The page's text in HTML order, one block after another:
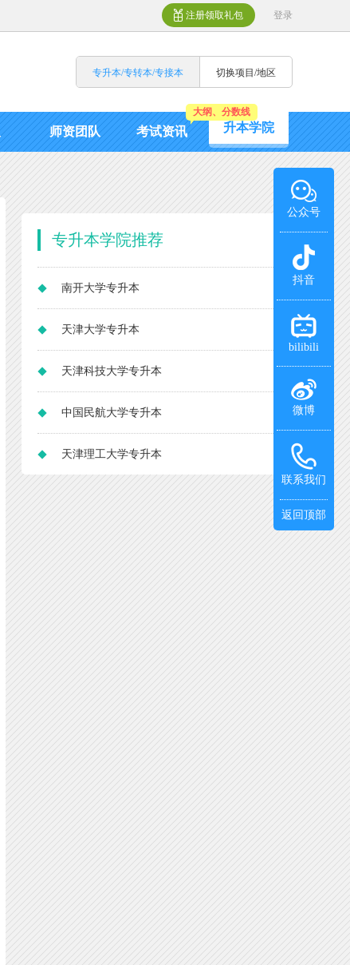
注册领取礼包 登录
专升本/专转本/专接本 切换项目/地区
师资团队 考试资讯
大纲、分数线
升本学院
专升本学院推荐
南开大学专升本
天津大学专升本
天津科技大学专升本
中国民航大学专升本
天津理工大学专升本
公众号
抖音
bilibili
微博
联系我们
返回顶部